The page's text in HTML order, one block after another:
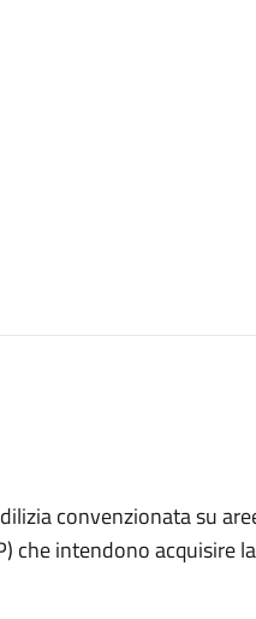
convenzionata su
che intendono acquisire